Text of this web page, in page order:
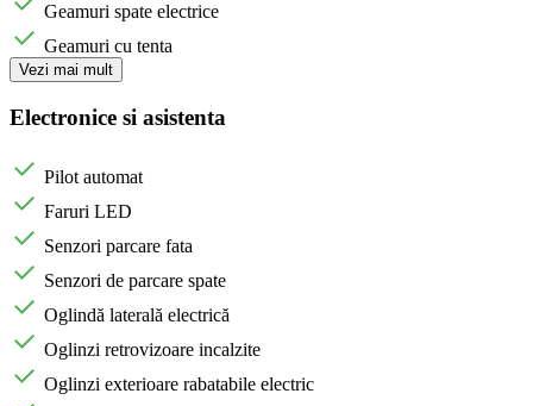
Geamuri spate electrice
Geamuri cu tenta
Vezi mai mult
Electronice si asistenta
Pilot automat
Faruri LED
Senzori parcare fata
Senzori de parcare spate
Oglindă laterală electrică
Oglinzi retrovizoare incalzite
Oglinzi exterioare rabatabile electric